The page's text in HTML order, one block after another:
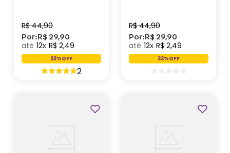
R$ 44,90
Por:R$ 29,90
12 R$ 2,49
33%OFF
2
R$ 44,90
Por:R$ 29,90
12 R$ 2,49
33%OFF